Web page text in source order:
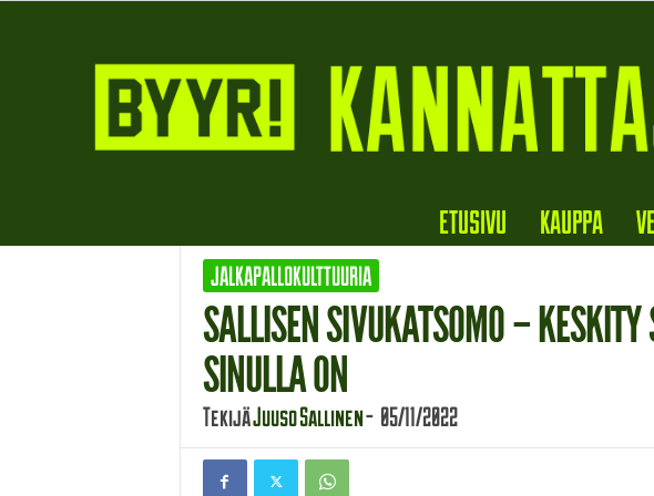
ETUSIVU KAUPPA
JALKAPALLOKULTTUURIA
SALLISEN SIVUKATSOMO –
SINULLA ON
TekijäJuuso Sallinen- 05/11/2022